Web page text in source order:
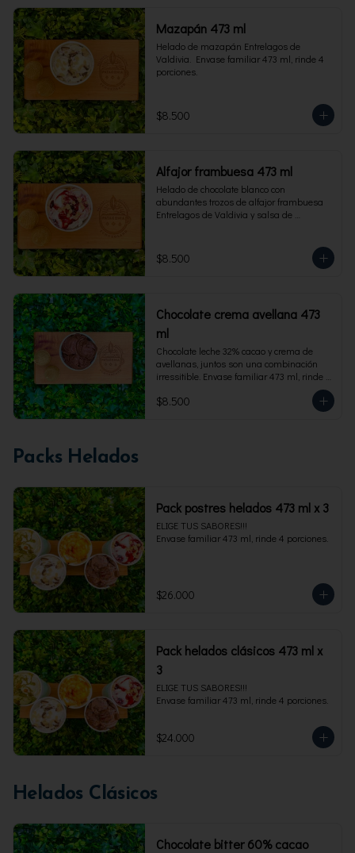
Mazapán 473 ml
Helado de mazapán Entrelagos de
Valdivia.  Envase familiar 473 ml, rinde 4
porciones.
$8.500
Alfajor frambuesa 473 ml
Helado de chocolate blanco con
abundantes trozos de alfajor frambuesa
Entrelagos de Valdivia y salsa de
$8.500
Chocolate crema avellana 473
ml
Chocolate leche 32% cacao y crema de
avellanas, juntos son una combinación
irressitible. Envase familiar 473 ml, rinde 4
$8.500
Packs Helados
Pack postres helados 473 ml x 3
ELIGE TUS SABORES!!!
Envase familiar 473 ml, rinde 4 porciones.
$26.000
Pack helados clásicos 473 ml x
3
ELIGE TUS SABORES!!!
Envase familiar 473 ml, rinde 4 porciones.
$24.000
Helados Clásicos
Chocolate bitter 60% cacao